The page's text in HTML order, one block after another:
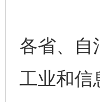
各省、自
工业和信